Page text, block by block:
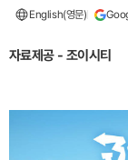
English(영문)
자료제공 - 조이시티